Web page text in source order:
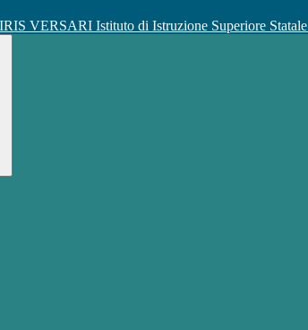
Istituto di Istruzione Superiore Statale